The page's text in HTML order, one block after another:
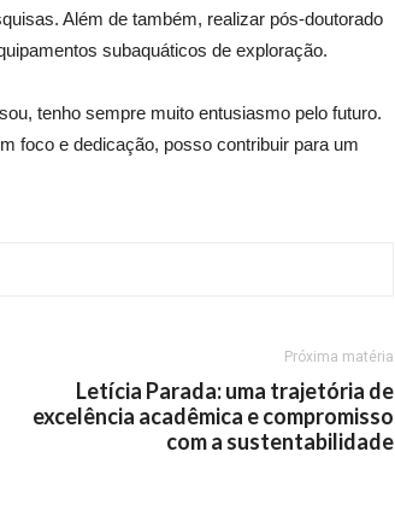
Além de também, realizar pós-doutorado
subaquáticos de exploração.
tenho sempre muito entusiasmo pelo futuro.
foco e dedicação, posso contribuir para um
Próxima matéria
Letícia Parada: uma trajetória de
excelência acadêmica e compromisso
com a sustentabilidade